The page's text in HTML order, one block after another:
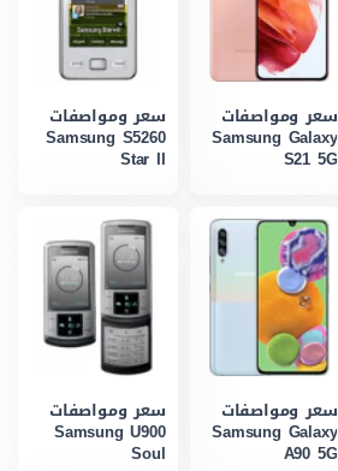
سعر ومواصفات
Samsung Galaxy
S21 5G
سعر ومواصفات
Samsung S5260
Star II
سعر ومواصفات
Samsung Galaxy
A90 5G
سعر ومواصفات
Samsung U900
Soul